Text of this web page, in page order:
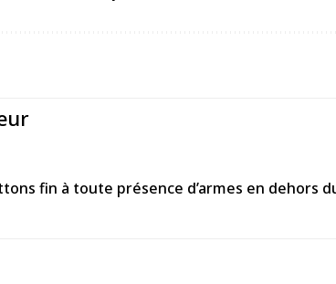
fin à toute présence d’armes en dehors